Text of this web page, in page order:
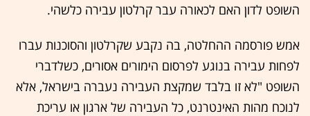
השופט לדון האם לכאורה עבר קרלטון עבירה כלשהי.
אמש פורסמה ההחלטה, בה נקבע שקרלטון והסוכנות עברו
לפחות עבירה בנוגע לפרסום הימורים אסורים, כשלדברי
השופט "לא זו בלבד שמקצת העבירה נעברה בישראל, אלא
לנוכח מהות האינטרנט, כל העבירה של ארגון או עריכת